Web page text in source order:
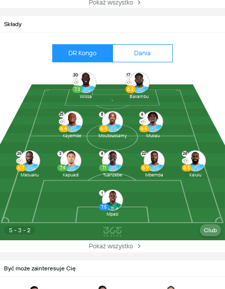
Składy
DR Kongo Dania
5 - 3 - 2 Club
1
7.5
Mpasi
3
7.4
Kapuadi
4
7.1
Tuanzebe
22
6.9
Mbemba
26
6.7
Masuaku
24
6.5
Kalulu
25
6.4
Kayembe
8
6.9
Moutoussamy
6
6.5
Mukau
20
7.3
Wissa
17
6.2
Bakambu
Pokaż wszystko
Pokaż wszystko
Być może zainteresuje Cię